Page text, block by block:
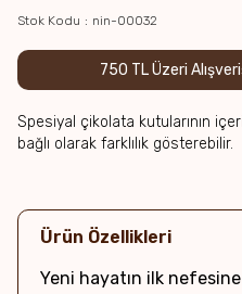
Stok Kodu nin-00032
750 TL Üzeri
Spesiyal çikolata kutularının
bağlı olarak farklılık gösterebilir.
Ürün Özellikleri
Yeni hayatın ilk